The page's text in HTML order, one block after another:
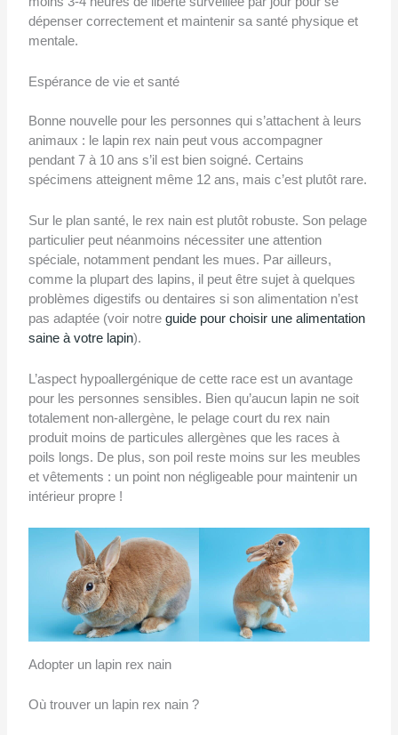
dépenser correctement et maintenir sa santé physique et
mentale.
Espérance de vie et santé
Bonne nouvelle pour les personnes qui s’attachent à leurs
animaux : le lapin rex nain peut vous accompagner
pendant 7 à 10 ans s’il est bien soigné. Certains
spécimens atteignent même 12 ans, mais c’est plutôt rare.
Sur le plan santé, le rex nain est plutôt robuste. Son pelage
particulier peut néanmoins nécessiter une attention
spéciale, notamment pendant les mues. Par ailleurs,
comme la plupart des lapins, il peut être sujet à quelques
problèmes digestifs ou dentaires si son alimentation n’est
pas adaptée (voir notreguide pour choisir une alimentation
saine à votre lapin).
L’aspect hypoallergénique de cette race est un avantage
pour les personnes sensibles. Bien qu’aucun lapin ne soit
totalement non-allergène, le pelage court du rex nain
produit moins de particules allergènes que les races à
poils longs. De plus, son poil reste moins sur les meubles
et vêtements : un point non négligeable pour maintenir un
intérieur propre !
Adopter un lapin rex nain
Où trouver un lapin rex nain ?